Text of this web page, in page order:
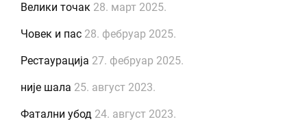
Велики точак 28. март 2025.
Човек и пас 28. фебруар 2025.
Рестаурација 27. фебруар 2025.
није шала 25. август 2023.
Фатални убод 24. август 2023.